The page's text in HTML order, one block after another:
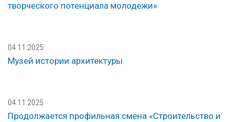
творческого потенциала молодежи»
04.11.2025
Музей истории архитектуры
04.11.2025
Продолжается профильная смена «Строительство и